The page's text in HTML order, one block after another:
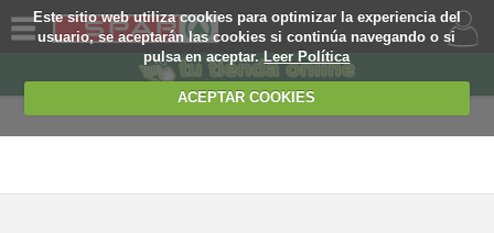
Este sitio web utiliza cookies para optimizar la experiencia del
usuario, se aceptarán las cookies si continúa navegando o si
pulsa en aceptar.Leer Política
ACEPTAR COOKIES
SOMOS